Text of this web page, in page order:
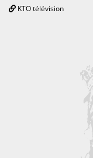
KTO télévision